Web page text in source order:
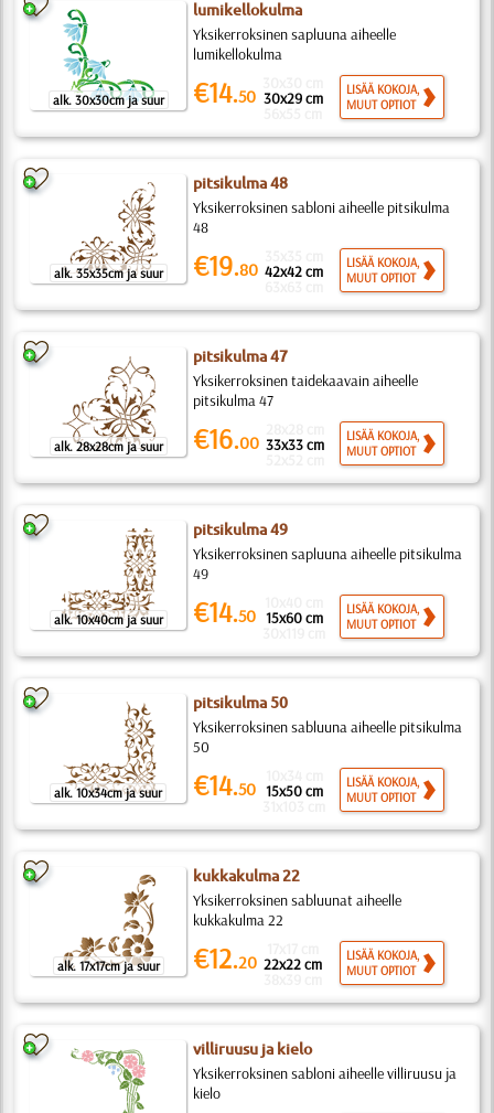
alk. 30x30cm ja suur
lumikellokulma
Yksikerroksinen sapluuna aiheelle
lumikellokulma
€14.50 30x29 cm
LISÄÄ KOKOJA,
MUUT OPTIOT
alk. 35x35cm ja suur
pitsikulma 48
Yksikerroksinen sabloni aiheelle pitsikulma
48
€19.80 42x42 cm
LISÄÄ KOKOJA,
MUUT OPTIOT
alk. 28x28cm ja suur
pitsikulma 47
Yksikerroksinen taidekaavain aiheelle
pitsikulma 47
€16.00 33x33 cm
LISÄÄ KOKOJA,
MUUT OPTIOT
alk. 10x40cm ja suur
pitsikulma 49
Yksikerroksinen sapluuna aiheelle pitsikulma
49
€14.50 15x60 cm
LISÄÄ KOKOJA,
MUUT OPTIOT
alk. 10x34cm ja suur
pitsikulma 50
Yksikerroksinen sabluuna aiheelle pitsikulma
50
€14.50 15x50 cm
LISÄÄ KOKOJA,
MUUT OPTIOT
alk. 17x17cm ja suur
kukkakulma 22
Yksikerroksinen sabluunat aiheelle
kukkakulma 22
€12.20 22x22 cm
LISÄÄ KOKOJA,
MUUT OPTIOT
villiruusu ja kielo
Yksikerroksinen sabloni aiheelle villiruusu ja
kielo